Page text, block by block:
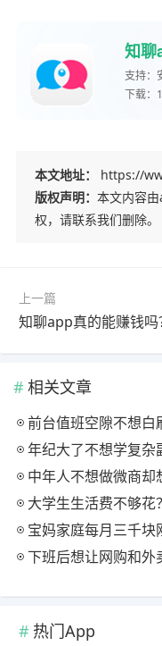
知聊
支持：
下载：
本文地址：
https://
版权声明： 本文内容
权，请联系我们删除。
上一篇
相关文章
前台值班空隙不想白刷短
年纪大了不想学复杂副业
中年人不想做微商却想赚
大学生生活费不够花？
宝妈家庭每月三千块刚需
下班后想让网购和外卖开销
热门App